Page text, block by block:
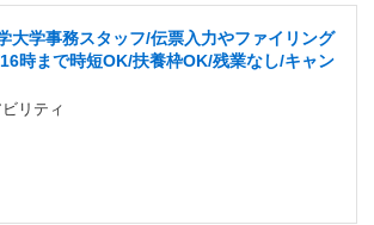
大学事務スタッフ/伝票入力やファイリング
時まで時短OK/扶養枠OK/残業なし/キャン
リティ